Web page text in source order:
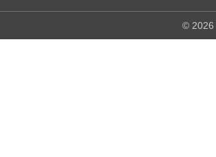
© 2026